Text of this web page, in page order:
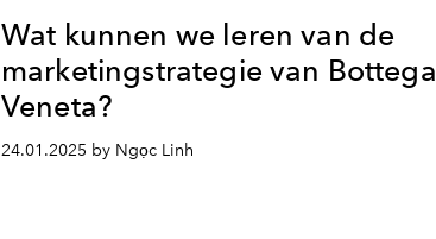
Wat kunnen we leren van de
marketingstrategie van Bottega
Veneta?
24.01.2025 by Ngọc Linh